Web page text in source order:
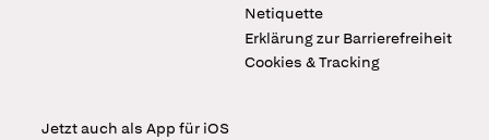
Netiquette
Erklärung zur Barrierefreiheit
Cookies & Tracking
Jetzt auch als App für iOS